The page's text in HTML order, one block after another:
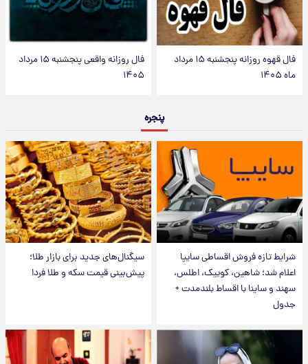
فال قهوه روزانه پنجشنبه ۱۵ مرداد
ماه ۱۴۰۵
فال روزانه واقعی پنجشنبه ۱۵ مرداد
۱۴۰۵
پنجره
شرایط تازه فروش اقساطی سایپا
اعلام شد؛ شاهین، کوییک، اطلس،
سهند و ساینا با اقساط بلندمدت +
جدول
سیگنال‌های جدید برای بازار طلا؛
پیش‌بینی قیمت سکه و طلا فردا